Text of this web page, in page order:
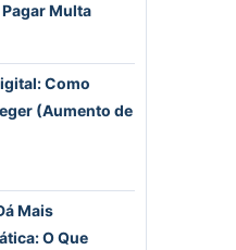
Multa
Como
(Aumento de
Mais
O Que